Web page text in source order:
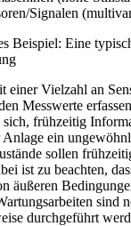
Signalen
Beispiel: Eine
einer Vielzahl an
Messwerte
frühzeitig
ein
sollen
ist zu beachten,
äußeren
sind
durchgeführt